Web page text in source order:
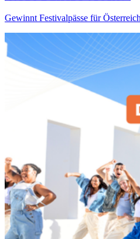
Gewinnt Festivalpässe für